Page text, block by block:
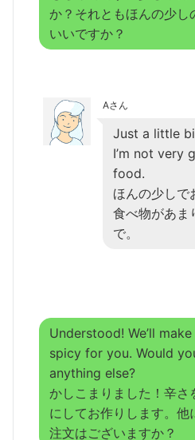
か？それともほんの少し
いいですか？
Aさん
Just a little
I’m not very
food.
ほんの少しで
食べ物があま
で。
Understood! We’ll
spicy for you. Would
anything else?
かしこまりました！辛さ
にしてお作りします。他
注文はございますか？